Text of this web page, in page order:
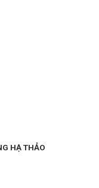
HẠ THẢO